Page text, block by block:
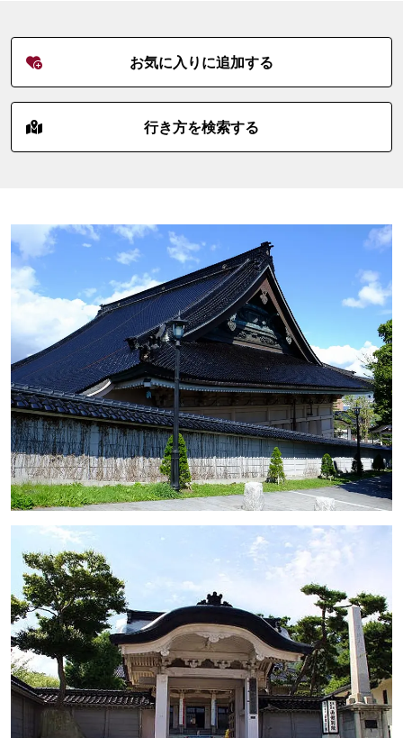
お気に入りに追加する
行き方を検索する